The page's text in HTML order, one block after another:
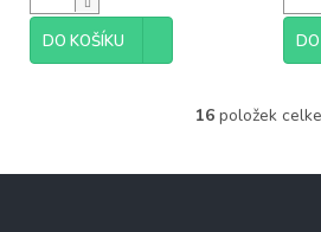
DO KOŠÍKU
O
l
16 položek